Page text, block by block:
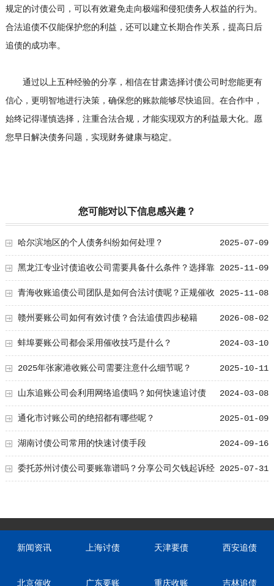
规定的讨债公司，可以有效避免走向极端和侵犯债务人权益的行为。
合法追债不仅能保护您的利益，还可以建立长期合作关系，提高日后
追债的成功率。
通过以上五种经验的分享，相信在甘肃选择讨债公司时您能更有
信心，更明智地进行决策，确保您的账款能够尽快追回。在合作中，
始终记得谨慎选择，注重合法合规，才能实现双方的利益最大化。愿
您早日解决债务问题，实现财务健康与稳定。
您可能对以下信息感兴趣？
2025-07-09
哈尔滨地区的个人债务纠纷如何处理？
2025-11-09
黑龙江专业讨债追收公司需要具备什么条件？选择靠
谱机构要看这几点 2025-11-08
青海收账追债公司团队是如何合法讨债呢？正规催收
公司具备特点！ 2026-08-02
赣州要账公司如何有效讨债？合法追债四步秘籍
2024-03-10
蚌埠要账公司都会采用催收技巧是什么？
2025-10-11
2025年张家港收账公司需要注意什么细节呢？
2024-03-08
山东追账公司会利用网络追债吗？如何快速追讨债
务！ 2025-01-09
通化市讨账公司的绝招都有哪些呢？
2024-09-16
湖南讨债公司常用的快速讨债手段
2025-07-31
委托苏州讨债公司要账靠谱吗？分享公司欠钱起诉经
新闻资讯 上海讨债 天津要债 西安追债
北京催收 广东要账 重庆收账 吉林追债